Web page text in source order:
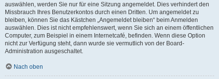
auswählen, werden Sie nur für eine Sitzung angemeldet. Dies verhindert den
Missbrauch Ihres Benutzerkontos durch einen Dritten. Um angemeldet zu
bleiben, können Sie das Kästchen „Angemeldet bleiben“ beim Anmelden
auswählen. Dies ist nicht empfehlenswert, wenn Sie sich an einem öffentlichen
Computer, zum Beispiel in einem Internetcafé, befinden. Wenn diese Option
nicht zur Verfügung steht, dann wurde sie vermutlich von der Board-
Administration ausgeschaltet.
Nach oben